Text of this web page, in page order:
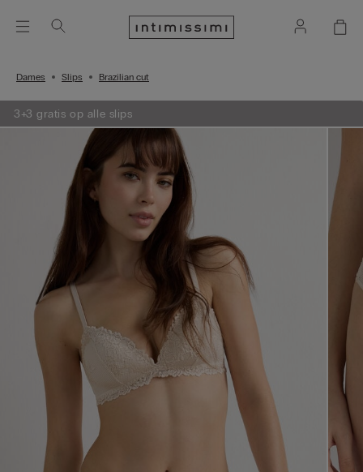
Dames Slips Brazilian cut
3+3 gratis op alle slips